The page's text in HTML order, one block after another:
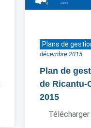
Plans de
décembre 2015
Plan de
de Ricantu-
2015